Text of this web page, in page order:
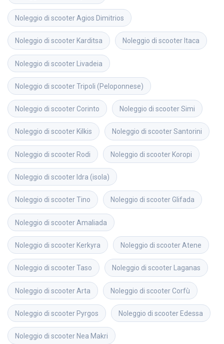
Noleggio di scooter Agios Dimitrios
Noleggio di scooter Karditsa Noleggio di scooter Itaca
Noleggio di scooterLivadeia
Noleggio di scooterTripoli (Peloponnese)
Noleggio di scooterCorinto Noleggio di scooterSimi
Noleggio di scooter Kilkis Noleggio di scooterSantorini
Noleggio di scooter Rodi Noleggio di scooter Koropi
Noleggio di scooter Idra (isola)
Noleggio di scooterTino Noleggio di scooterGlifada
Noleggio di scooter Amaliada
Noleggio di scooter Kerkyra Noleggio di scooter Atene
Noleggio di scooterTaso Noleggio di scooter Laganas
Noleggio di scooter Arta Noleggio di scooterCorfù
Noleggio di scooter Pyrgos Noleggio di scooter Edessa
Noleggio di scooter Nea Makri